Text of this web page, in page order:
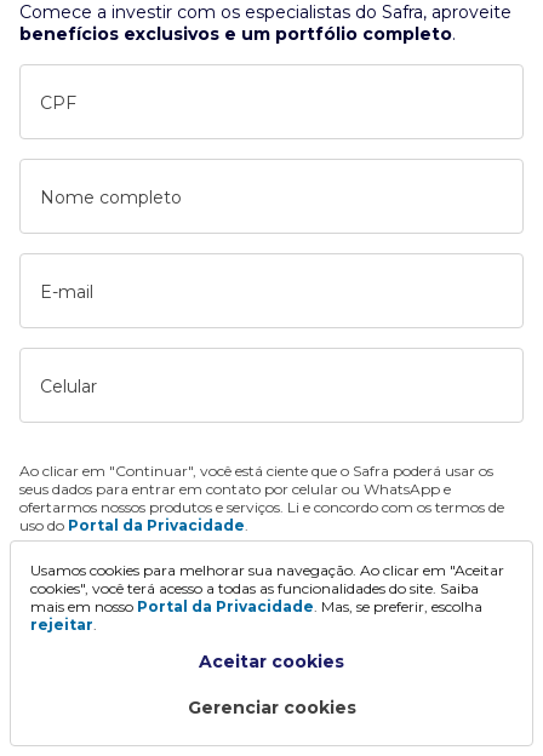
Comece a investir com os especialistas do Safra, aproveite
benefícios exclusivos e um portfólio completo.
CPF
Nome completo
E-mail
Celular
Ao clicar em "Continuar", você está ciente que o Safra poderá usar os
seus dados para entrar em contato por celular ou WhatsApp e
ofertarmos nossos produtos e serviços. Li e concordo com os termos de
uso do Portal da Privacidade.
Continuar
Usamos cookies para melhorar sua navegação. Ao clicar em "Aceitar
cookies", você terá acesso a todas as funcionalidades do site. Saiba
mais em nosso Portal da Privacidade. Mas, se preferir, escolha
rejeitar.
Aceitar cookies
Gerenciar cookies